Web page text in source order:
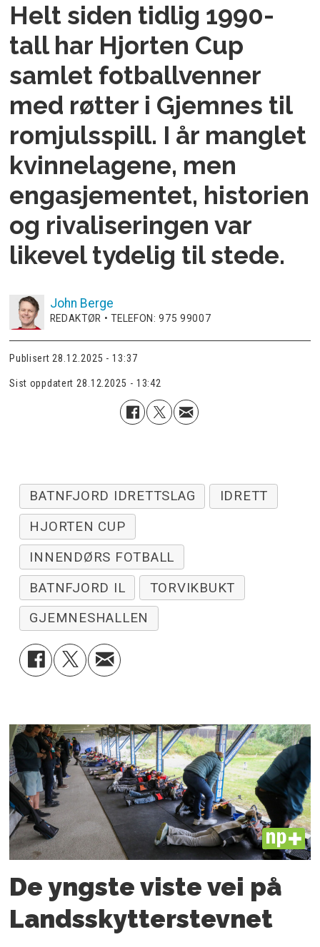
Helt siden tidlig 1990-
tall har Hjorten Cup
samlet fotballvenner
med røtter i Gjemnes til
romjulsspill. I år manglet
kvinnelagene, men
engasjementet, historien
og rivaliseringen var
likevel tydelig til stede.
John Berge
REDAKTØR • TELEFON: 975 99007
Publisert 28.12.2025 - 13:37
Sist oppdatert 28.12.2025 - 13:42
BATNFJORD IDRETTSLAG
IDRETT
HJORTEN CUP
INNENDØRS FOTBALL
BATNFJORD IL
TORVIKBUKT
GJEMNESHALLEN
PLUS
De yngste viste vei på
Landsskytterstevnet